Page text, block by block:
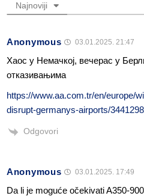
Najnoviji
Anonymous 03.01.2025. 21:47
Хаос у Немачкој, вечерас у
отказивањима
https://www.aa.com.tr/en/europe/
disrupt-germanys-airports/3441298
Odgovori
Anonymous 03.01.2025. 17:49
Da li je moguće očekivati A350-